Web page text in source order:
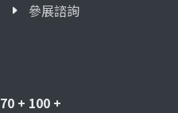
參展諮詢
70 + 100 +